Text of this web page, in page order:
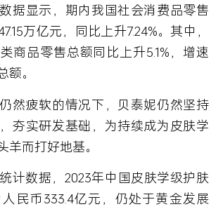
据显示，期内我国社会消费品零售
万亿元，同比上升7.24%。其中，
商品零售总额同比上升5.1%，增速
。
然疲软的情况下，贝泰妮仍然坚持
夯实研发基础，为持续成为皮肤学
而打好地基。
计数据，2023年中国皮肤学级护肤
民币333.4亿元，仍处于黄金发展